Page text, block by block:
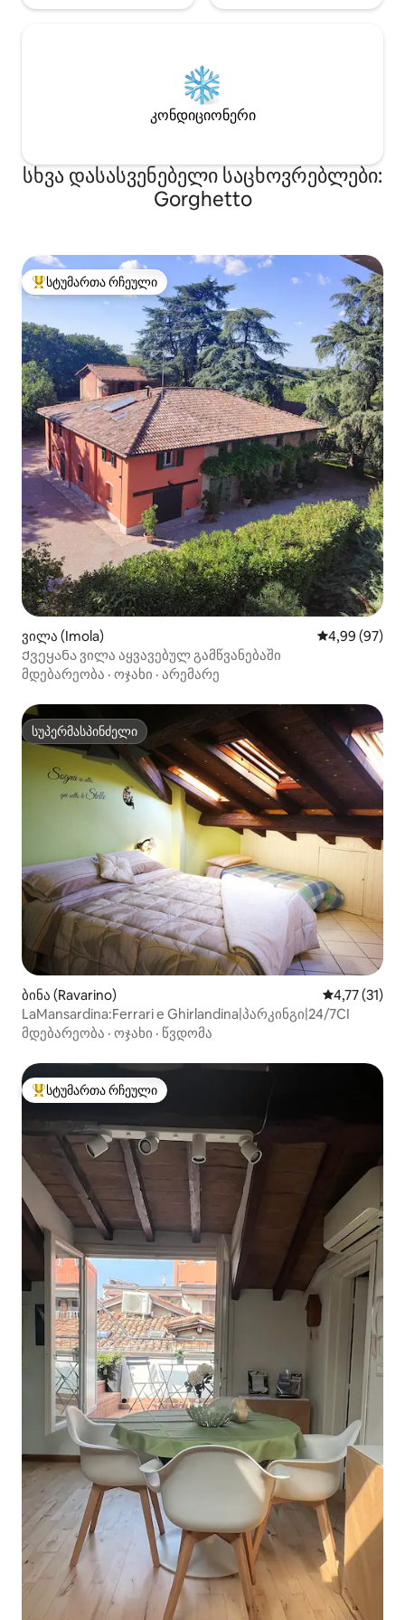
კონდიციონერი
სხვა დასასვენებელი საცხოვრებლები:
Gorghetto
სტუმართა რჩეული მოწინავე ვარიანტი
სტუმართა რჩეული
ვილა (Imola) საშუალო
4,99 (97)
Ქვეყანა ვილა აყვავებულ გამწვანებაში
მდებარეობა · ოჯახი · არემარე
სუპერმასპინძელი
სუპერმასპინძელი
ბინა (Ravarino) საშუალო
4,77 (31)
LaMansardina:Ferrari e Ghirlandina|პარკინგი|24/7CI
მდებარეობა · ოჯახი · წვდომა
სტუმართა რჩეული მოწინავე ვარიანტი
სტუმართა რჩეული